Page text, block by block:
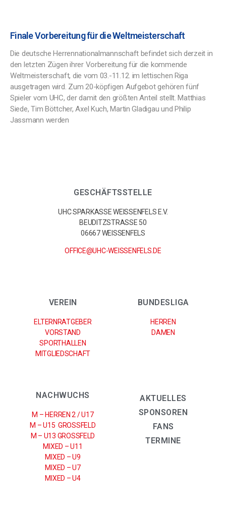
Finale Vorbereitung für die Weltmeisterschaft
Die deutsche Herrennationalmannschaft befindet sich derzeit in
den letzten Zügen ihrer Vorbereitung für die kommende
Weltmeisterschaft, die vom 03.-11.12. im lettischen Riga
ausgetragen wird. Zum 20-köpfigen Aufgebot gehören fünf
Spieler vom UHC, der damit den größten Anteil stellt. Matthias
Siede, Tim Böttcher, Axel Kuch, Martin Gladigau und Philip
Jassmann werden
GESCHÄFTSSTELLE
UHC SPARKASSE WEISSENFELS E.V.
BEUDITZSTRASSE 50
06667 WEISSENFELS
OFFICE@UHC-WEISSENFELS.DE
VEREIN
ELTERNRATGEBER
VORSTAND
SPORTHALLEN
MITGLIEDSCHAFT
BUNDESLIGA
HERREN
DAMEN
NACHWUCHS
M – HERREN 2 / U17
M – U15 GROSSFELD
M – U13 GROSSFELD
MIXED – U11
MIXED – U9
MIXED – U7
MIXED – U4
AKTUELLES
SPONSOREN
FANS
TERMINE